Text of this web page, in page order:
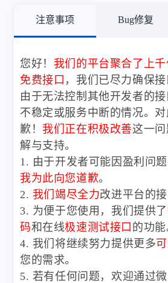
注意事项 Bug修复
您好！ 我们的平台聚合了上
免费接口 ，我们已尽力确保
由于无法控制其他开发者的
不稳定或服务中断的情况。
歉！ 我们正在积极改善这一
解与支持。
1. 由于开发者可能因盈利问题
我为此向您道歉。
2. 我们竭尽全力改进平台的接
3. 为便于您使用，我们提供了
码和在线极速测试接口 的功能
4. 我们将继续努力提供更多
您的需求。
5. 若有任何问题，欢迎通过微